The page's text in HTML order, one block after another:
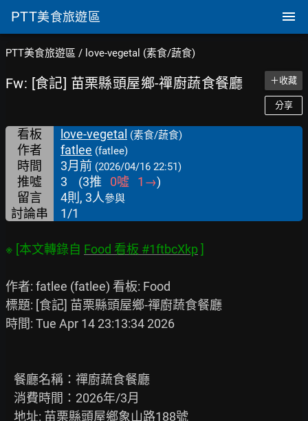
PTT美食旅遊區
PTT美食旅遊區 / love-vegetal (素食/蔬食)
Fw: [食記] 苗栗縣頭屋鄉-禪廚蔬食餐廳 ＋收藏
分享
看板 love-vegetal (素食/蔬食)
作者 fatlee (fatlee)
時間 3月前 (2026/04/16 22:51)
推噓 3 (3推 0噓 1 →)
留言
4則, 3人參與
討論串 1/1
※ [本文轉錄自 Food 看板 #1ftbcXkp
作者: fatlee (fatlee) 看板: Food
標題: [食記] 苗栗縣頭屋鄉-禪廚蔬食餐廳
時間: Tue Apr 14 23:13:34 2026